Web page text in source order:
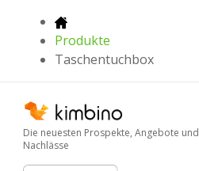
Produkte
Taschentuchbox
Die neuesten Prospekte, Angebote und
Nachlässe